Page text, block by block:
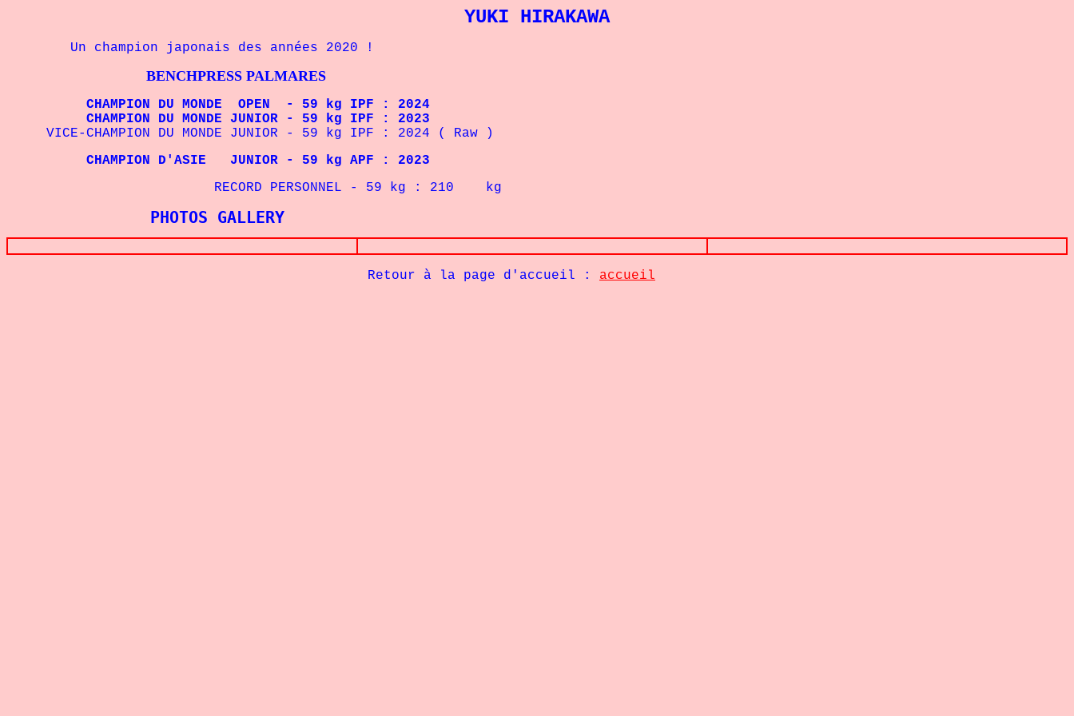
YUKI HIRAKAWA
Un champion japonais des années 2020 !
BENCHPRESS PALMARES
CHAMPION DU MONDE OPEN - 59 kg IPF : 2024
CHAMPION DU MONDE JUNIOR - 59 kg IPF : 2023
VICE-CHAMPION DU MONDE JUNIOR - 59 kg IPF : 2024 ( Raw )
CHAMPION D'ASIE JUNIOR - 59 kg APF : 2023
RECORD PERSONNEL - 59
kg : 210 kg
PHOTOS GALLERY
Retour à la page d'accueil : accueil